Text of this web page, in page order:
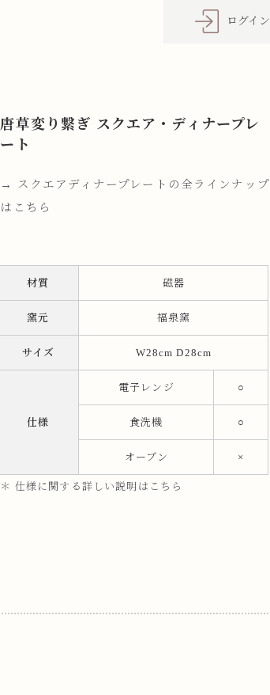
ログイン
唐草変り繋ぎ スクエア・ディナープレ
ート
→ スクエアディナープレートの全ラインナップ
はこちら
材質 磁器
窯元 福泉窯
サイズ W28cm D28cm
仕様
電子レンジ ○
食洗機 ○
オーブン ×
＊ 仕様に関する詳しい説明はこちら